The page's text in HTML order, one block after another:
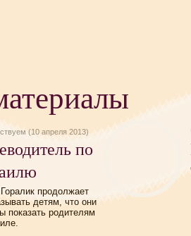
(10 апреля 2013)
по
продолжает
детям, что они
показать родителям